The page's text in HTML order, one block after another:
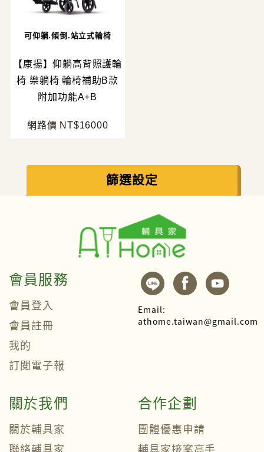
可仰躺.傾倒.站立式輪椅
【康揚】仰躺高背照護輪
椅 樂躺椅 輪椅補助B款
附加功能A+B
網路價 NT$16000
篩選設定
會員服務
會員登入
會員註冊
我的
訂閱電子報
Email:
athome.taiwan@gmail.com
關於我們
關於輔具家
聯絡輔具家
合作企劃
團體優惠申請
輔具家接案高手